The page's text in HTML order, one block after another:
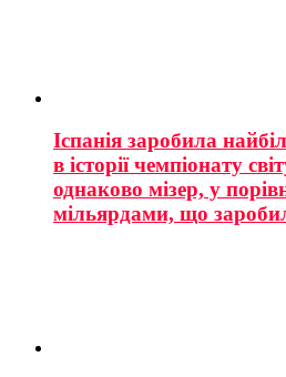
Іспанія заробила
в історії чемпіонату
однаково мізер, у
мільярдами, що